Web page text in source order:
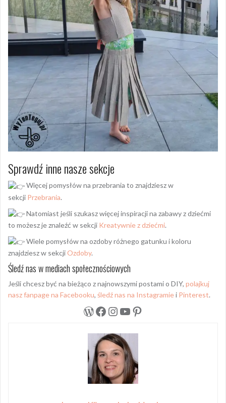
Sprawdź inne nasze sekcje
Więcej pomysłów na przebrania to znajdziesz w
sekcji Przebrania.
Natomiast jeśli szukasz więcej inspiracji na zabawy z dziećmi
to możesz je znaleźć w sekcji Kreatywnie z dziećmi.
Wiele pomysłów na ozdoby różnego gatunku i koloru
znajdziesz w sekcjiOzdoby.
Śledź nas w mediach społecznościowych
Jeśli chcesz być na bieżąco z najnowszymi postami o DIY, polajkuj
nasz fanpage na Facebooku, śledź nas na Instagramiei Pinterest.
WordPress
Facebook
Instagram
YouTube
Pinterest